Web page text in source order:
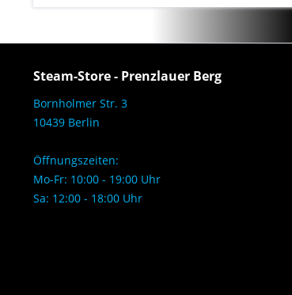
Steam-Store - Prenzlauer Berg
Bornholmer Str. 3
10439 Berlin
Öffnungszeiten:
Mo-Fr: 10:00 - 19:00 Uhr
Sa: 12:00 - 18:00 Uhr